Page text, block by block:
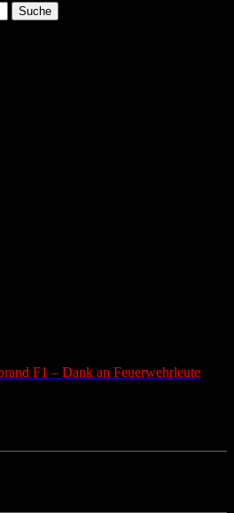
F1 – Dank an Feuerwehrleute